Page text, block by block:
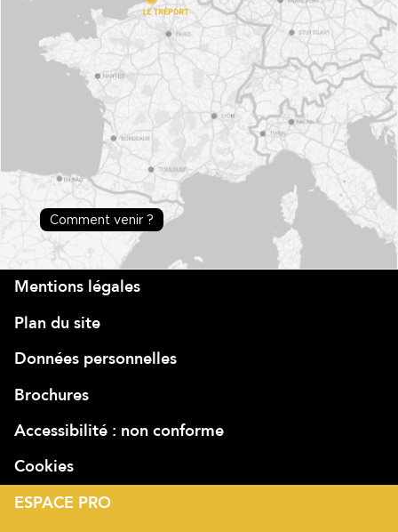
Comment venir ?
Mentions légales
Plan du site
Données personnelles
Brochures
Accessibilité : non conforme
Cookies
ESPACE PRO